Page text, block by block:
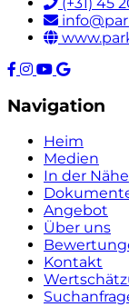
Navigation
Heim
Medien
In der Nähe
Angebot
Über uns
Kontakt